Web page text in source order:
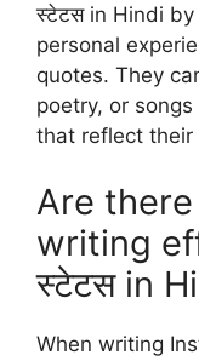
स्टेटस in Hindi
personal
quotes. They
poetry, or
that reflect their
Are
writing
स्टेटस in
When writing